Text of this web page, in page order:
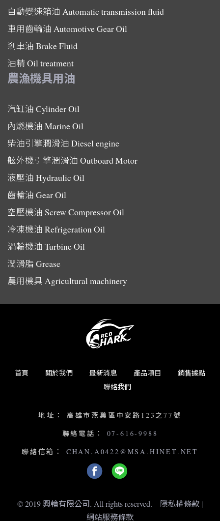
自動變速箱油 Automatic transmission fluid
車用齒輪油 Automotive Gear Oil
剎車油 Brake Fluid
油精Oil treatment
農漁機具用油
汽缸油 Cylinder Oil
內燃機油 Marine Oil
柴油引擎潤滑油 Diesel engine
舷外機引擎潤滑油 Outboard Motor
液壓油 Hydraulic Oil
齒輪油 Gear Oil
空壓機油 Screw Compressor Oil
冷凍機油 Refrigeration Oil
渦輪機油 Turbine Oil
潤滑脂 Grease
農用機具 Agricultural machinery
首頁 關於我們 最新消息 產品項目
銷售據點
聯絡我們
地址：
高雄市燕巢區中安路123之77號
聯絡電話：
07-616-9988
聯絡信箱： CHAN.A0422@MSA.HINET.NET
© 2019 興輪有限公司. All rights reserved. 隱私權條款 |
網站服務條款